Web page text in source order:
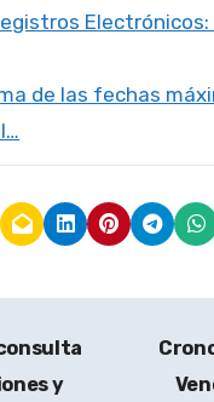
de las fechas
y